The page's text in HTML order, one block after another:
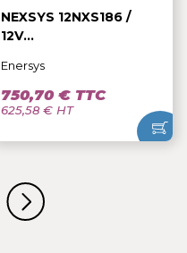
NEXSYS 12NXS186 /
12V...
Enersys
750,70 € TTC
625,58 € HT